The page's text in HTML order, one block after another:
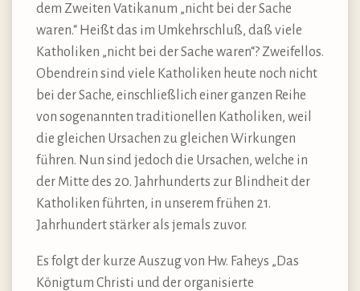
dem Zweiten Vatikanum „nicht bei der Sache
waren.“ Heißt das im Umkehrschluß, daß viele
Katholiken „nicht bei der Sache waren“? Zweifellos.
Obendrein sind viele Katholiken heute noch nicht
bei der Sache, einschließlich einer ganzen Reihe
von sogenannten traditionellen Katholiken, weil
die gleichen Ursachen zu gleichen Wirkungen
führen. Nun sind jedoch die Ursachen, welche in
der Mitte des 20. Jahrhunderts zur Blindheit der
Katholiken führten, in unserem frühen 21.
Jahrhundert stärker als jemals zuvor.
Es folgt der kurze Auszug von Hw. Faheys „Das
Königtum Christi und der organisierte